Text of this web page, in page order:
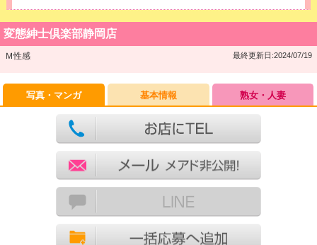
変態紳士倶楽部静岡店
Ｍ性感 最終更新日:2024/07/19
写真・マンガ 基本情報 熟女・人妻